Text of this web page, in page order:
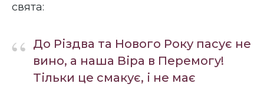
свята:
“ До Різдва та Нового Року пасує не
вино, а наша Віра в Перемогу!
Тільки це смакує, і не має